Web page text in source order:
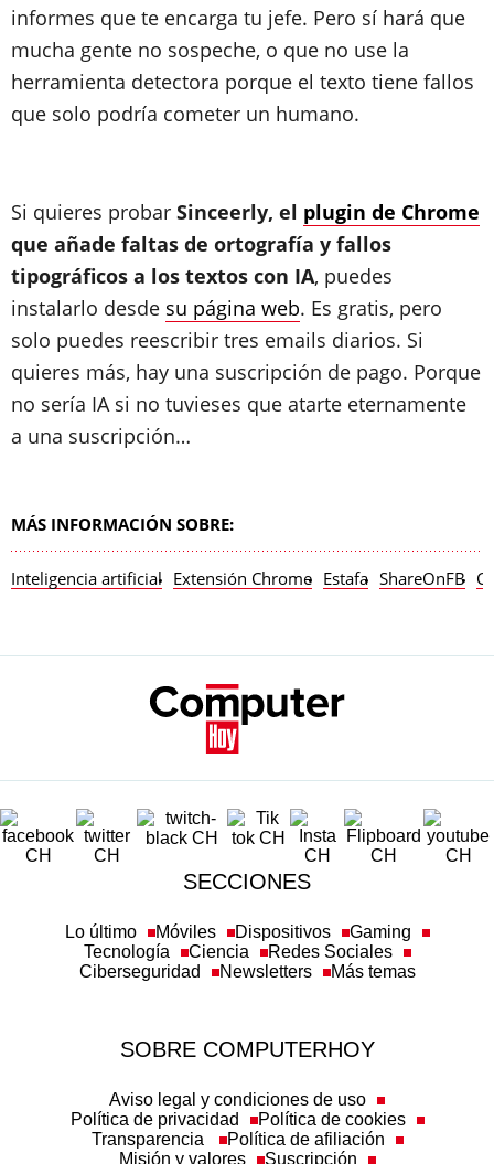
informes que te encarga tu jefe. Pero sí hará que
mucha gente no sospeche, o que no use la
herramienta detectora porque el texto tiene fallos
que solo podría cometer un humano.
Si quieres probar Sinceerly, el plugin de Chrome
que añade faltas de ortografía y fallos
tipográficos a los textos con IA, puedes
instalarlo desde su página web. Es gratis, pero
solo puedes reescribir tres emails diarios. Si
quieres más, hay una suscripción de pago. Porque
no sería IA si no tuvieses que atarte eternamente
a una suscripción…
MÁS INFORMACIÓN SOBRE:
Inteligencia artificial Extensión Chrome Estafa ShareOnFB
SECCIONES
Tecnología
Ciencia
Redes Sociales
Ciberseguridad
Newsletters Más temas
Política de privacidad
Política de cookies
Transparencia
Política de afiliación
Misión y valores
Suscripción
Configuración de cookies